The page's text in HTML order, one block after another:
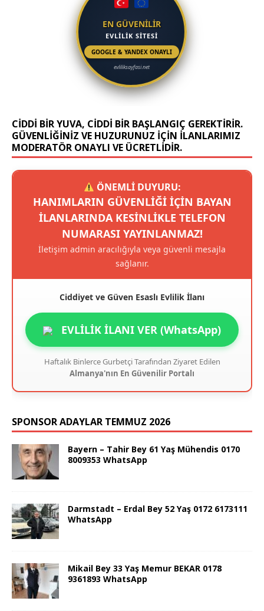
EN GÜVENİLİR
EVLİLİK SİTESİ
GOOGLE & YANDEX ONAYLI
evliliksayfasi.net
CIDDI BIR YUVA, CIDDI BIR BAŞLANGIÇ GEREKTIRIR.
GÜVENLIĞINIZ VE HUZURUNUZ IÇIN ILANLARIMIZ
MODERATÖR ONAYLI VE ÜCRETLIDIR.
ÖNEMLİ DUYURU:
HANIMLARIN GÜVENLIĞI IÇIN BAYAN
ILANLARINDA KESINLIKLE TELEFON
NUMARASI YAYINLANMAZ!
İletişim admin aracılığıyla veya güvenli mesajla
sağlanır.
Ciddiyet ve Güven Esaslı Evlilik İlanı
EVLİLİK İLANI VER (WhatsApp)
Haftalık Binlerce Gurbetçi Tarafından Ziyaret Edilen
Almanya'nın En Güvenilir Portalı
SPONSOR ADAYLAR TEMMUZ 2026
Bayern – Tahir Bey 61 Yaş Mühendis 0170
8009353 WhatsApp
Darmstadt – Erdal Bey 52 Yaş 0172 6173111
WhatsApp
Mikail Bey 33 Yaş Memur BEKAR 0178
9361893 WhatsApp